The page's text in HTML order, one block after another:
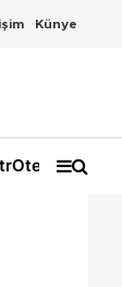
Künye